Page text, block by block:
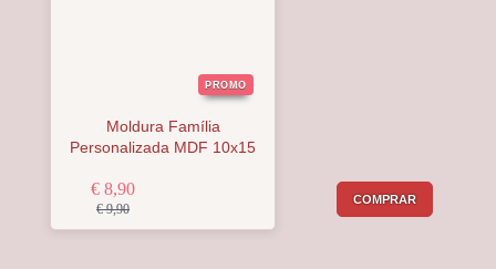
PROMO
Moldura Família
Personalizada MDF 10x15
€ 8,90
€ 9,90
COMPRAR